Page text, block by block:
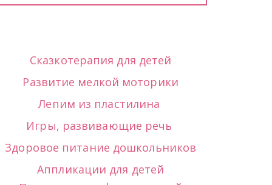
Сказкотерапия для детей
Развитие мелкой моторики
Лепим из пластилина
Игры, развивающие речь
Здоровое питание дошкольников
Аппликации для детей